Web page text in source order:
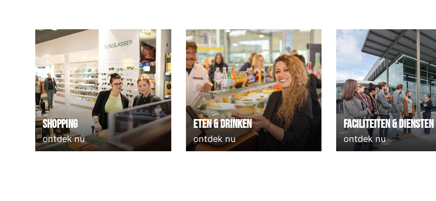
Shopping
ontdek nu
Eten & Drinken
ontdek nu
Faciliteiten & Diensten
ontdek nu